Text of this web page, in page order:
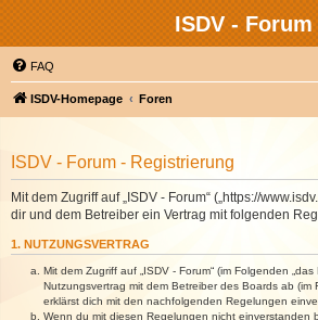
ISDV - Forum
FAQ
ISDV-Homepage Foren
ISDV - Forum - Registrierung
Mit dem Zugriff auf „ISDV - Forum“ („https://
dir und dem Betreiber ein Vertrag mit folgenden
1. NUTZUNGSVERTRAG
Mit dem Zugriff auf „ISDV - Forum“ (im Folgenden
Nutzungsvertrag mit dem Betreiber des Boards ab (im
erklärst dich mit den nachfolgenden Regelungen
Wenn du mit diesen Regelungen nicht einverstanden